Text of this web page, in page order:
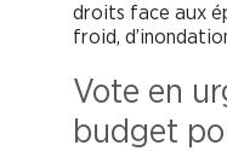
droits face aux
froid,
Vote en
budget